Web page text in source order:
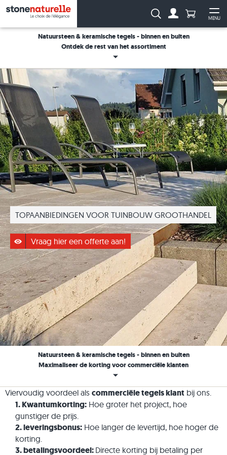
MENU
Zoeken: Aantal
TOPAANBIEDINGEN VOOR TUINBOUW GROOTHANDEL
Vraag hier een offerte aan!
Natuursteen & keramische tegels - binnen en buiten
Maximaliseer de korting voor commerciële klanten
Viervoudig voordeel als commerciële tegels klant bij ons.
1. Kwantumkorting: Hoe groter het project, hoe
gunstiger de prijs.
2. leveringsbonus: Hoe langer de levertijd, hoe hoger de
korting.
3. betalingsvoordeel: Directe korting bij betaling per
Natuursteen & keramische tegels - binnen en buiten
Ontdek de rest van het assortiment